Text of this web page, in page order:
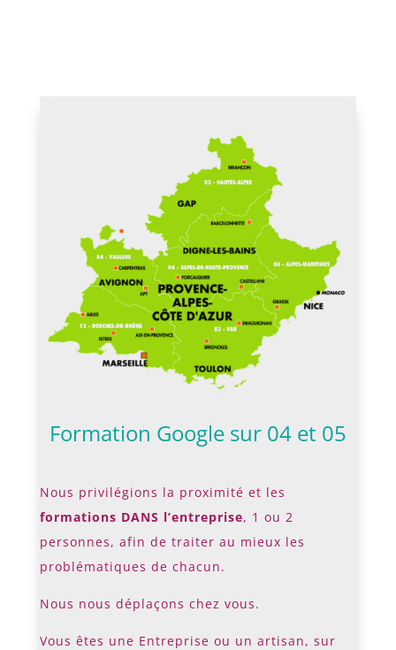
Formation Google sur 04 et 05
Nous privilégions la proximité et les
formations DANS l’entreprise, 1 ou 2
personnes, afin de traiter au mieux les
problématiques de chacun.
Nous nous déplaçons chez vous.
Vous êtes une Entreprise ou un artisan, sur